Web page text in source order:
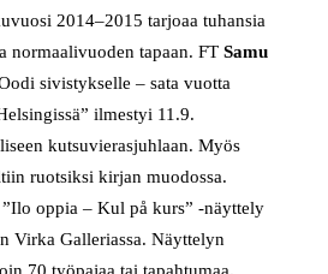
2014–2015 tarjoaa tuhansia
normaalivuoden tapaan. FTSamu
sivistykselle – sata vuotta
ilmestyi 11.9.
kutsuvierasjuhlaan. Myös
ruotsiksi kirjan muodossa.
”Ilo oppia – Kul på kurs” -näyttely
Virka Galleriassa. Näyttelyn
70 työpajaa tai tapahtumaa.